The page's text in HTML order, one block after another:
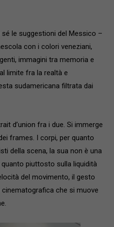
le suggestioni del Messico –
con i colori veneziani,
immagini tra memoria e
limite fra la realtà e
sudamericana filtrata dai
d’union fra i due. Si immerge
frames. I corpi, per quanto
della scena, la sua non è una
piuttosto sulla liquidità
del movimento, il gesto
cinematografica che si muove